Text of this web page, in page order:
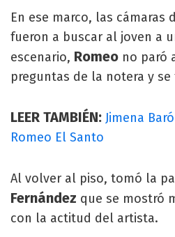
En ese marco, las cámaras
fueron a buscar al joven a
escenario, Romeo no paró
preguntas de la notera y
LEER TAMBIÉN: Jimena
Romeo El Santo
Al volver al piso, tomó la
Fernández que se mostró
con la actitud del artista.